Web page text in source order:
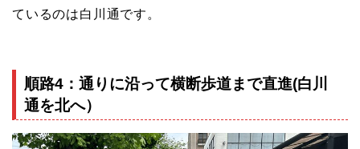
ているのは白川通です。
順路4：通りに沿って横断歩道まで直進(白川
通を北へ）